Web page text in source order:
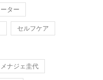
ター
セルフケア
メナジェ圭代